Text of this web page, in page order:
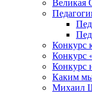
Великая
Конкурс
Конкурс
Конкурс
Каким
Михаил